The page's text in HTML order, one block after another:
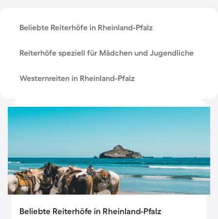
Beliebte Reiterhöfe in Rheinland-Pfalz
Reiterhöfe speziell für Mädchen und Jugendliche
Westernreiten in Rheinland-Pfalz
Beliebte Reiterhöfe in Rheinland-Pfalz